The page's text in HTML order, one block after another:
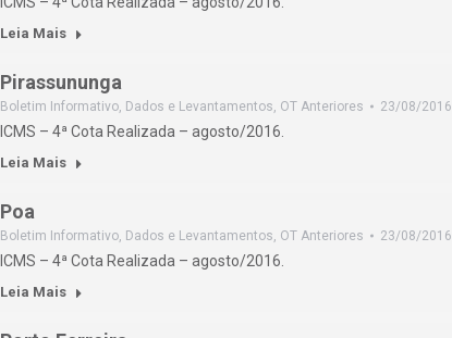
Leia Mais
Pirassununga
Boletim Informativo, Dados e Levantamentos, OT Anteriores 23/08/2016
ICMS – 4ª Cota Realizada – agosto/2016.
Leia Mais
Poa
Boletim Informativo, Dados e Levantamentos, OT Anteriores 23/08/2016
ICMS – 4ª Cota Realizada – agosto/2016.
Leia Mais